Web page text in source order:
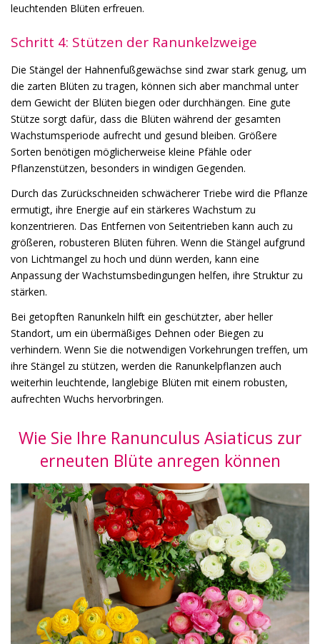
leuchtenden Blüten erfreuen.
Schritt 4: Stützen der Ranunkelzweige
Die Stängel der Hahnenfußgewächse sind zwar stark genug, um
die zarten Blüten zu tragen, können sich aber manchmal unter
dem Gewicht der Blüten biegen oder durchhängen. Eine gute
Stütze sorgt dafür, dass die Blüten während der gesamten
Wachstumsperiode aufrecht und gesund bleiben. Größere
Sorten benötigen möglicherweise kleine Pfähle oder
Pflanzenstützen, besonders in windigen Gegenden.
Durch das Zurückschneiden schwächerer Triebe wird die Pflanze
ermutigt, ihre Energie auf ein stärkeres Wachstum zu
konzentrieren. Das Entfernen von Seitentrieben kann auch zu
größeren, robusteren Blüten führen. Wenn die Stängel aufgrund
von Lichtmangel zu hoch und dünn werden, kann eine
Anpassung der Wachstumsbedingungen helfen, ihre Struktur zu
stärken.
Bei getopften Ranunkeln hilft ein geschützter, aber heller
Standort, um ein übermäßiges Dehnen oder Biegen zu
verhindern. Wenn Sie die notwendigen Vorkehrungen treffen, um
ihre Stängel zu stützen, werden die Ranunkelpflanzen auch
weiterhin leuchtende, langlebige Blüten mit einem robusten,
aufrechten Wuchs hervorbringen.
Wie Sie Ihre Ranunculus Asiaticus zur
erneuten Blüte anregen können